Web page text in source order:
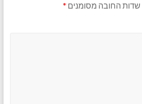
שדות החובה מסומנים *